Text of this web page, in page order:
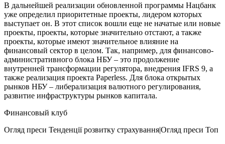
В дальнейшей реализации обновленной программы Нацбанк
уже определил приоритетные проекты, лидером которых
выступает он. В этот список вошли еще не начатые или новые
проекты, проекты, которые значительно отстают, а также
проекты, которые имеют значительное влияние на
финансовый сектор в целом. Так, например, для финансово-
административного блока НБУ – это продолжение
внутренней трансформации регулятора, внедрения IFRS 9, а
также реализация проекта Paperless. Для блока открытых
рынков НБУ – либерализация валютного регулирования,
развитие инфраструктуры рынков капитала.
Финансовый клуб
Огляд преси Тенденції розвитку страхування|Огляд преси Топ